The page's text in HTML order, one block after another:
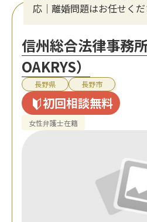
応｜離婚問題はお任せく
信州総合法律事務
OAKRYS）
長野県 長野市
初回相談無料
女性弁護士在籍